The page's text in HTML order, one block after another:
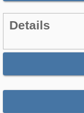
Details